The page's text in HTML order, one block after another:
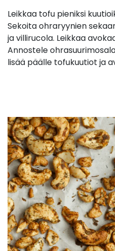
Leikkaa tofu pieniksi
Sekoita ohraryynien
ja villirucola. Leikkaa
Annostele
lisää päälle tofukuutiot ja